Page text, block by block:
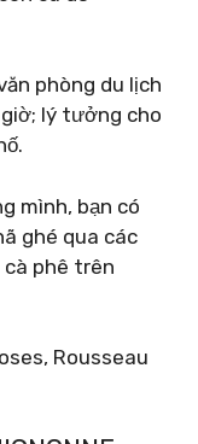
phòng du lịch
lý tưởng cho
mình, bạn có
ghé qua các
cà phê trên
Rousseau